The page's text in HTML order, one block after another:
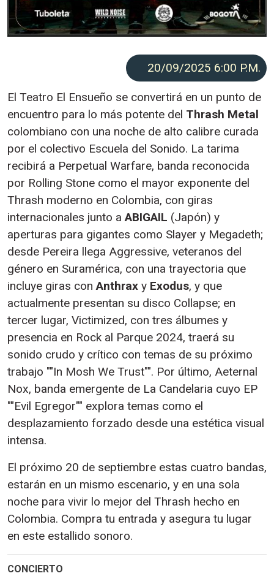
20/09/2025 6:00 P.M.
El Teatro El Ensueño se convertirá en un punto de
encuentro para lo más potente del Thrash Metal
colombiano con una noche de alto calibre curada
por el colectivo Escuela del Sonido. La tarima
recibirá a Perpetual Warfare, banda reconocida
por Rolling Stone como el mayor exponente del
Thrash moderno en Colombia, con giras
internacionales junto aABIGAIL (Japón) y
aperturas para gigantes como Slayer y Megadeth;
desde Pereira llega Aggressive, veteranos del
género en Suramérica, con una trayectoria que
incluye giras conAnthrax y Exodus, y que
actualmente presentan su disco Collapse; en
tercer lugar, Victimized, con tres álbumes y
presencia en Rock al Parque 2024, traerá su
sonido crudo y crítico con temas de su próximo
trabajo ""In Mosh We Trust"". Por último, Aeternal
Nox, banda emergente de La Candelaria cuyo EP
""Evil Egregor"" explora temas como el
desplazamiento forzado desde una estética visual
intensa.
El próximo 20 de septiembre estas cuatro bandas,
estarán en un mismo escenario, y en una sola
noche para vivir lo mejor del Thrash hecho en
Colombia. Compra tu entrada y asegura tu lugar
en este estallido sonoro.
CONCIERTO